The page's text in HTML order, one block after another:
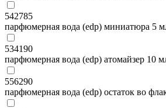
542785
парфюмерная вода (edp) миниатюра 5
534190
парфюмерная вода (edp) атомайзер 10
556290
парфюмерная вода (edp) остаток во